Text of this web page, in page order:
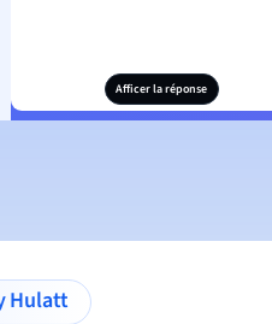
Afficer la réponse
Lily Hulatt